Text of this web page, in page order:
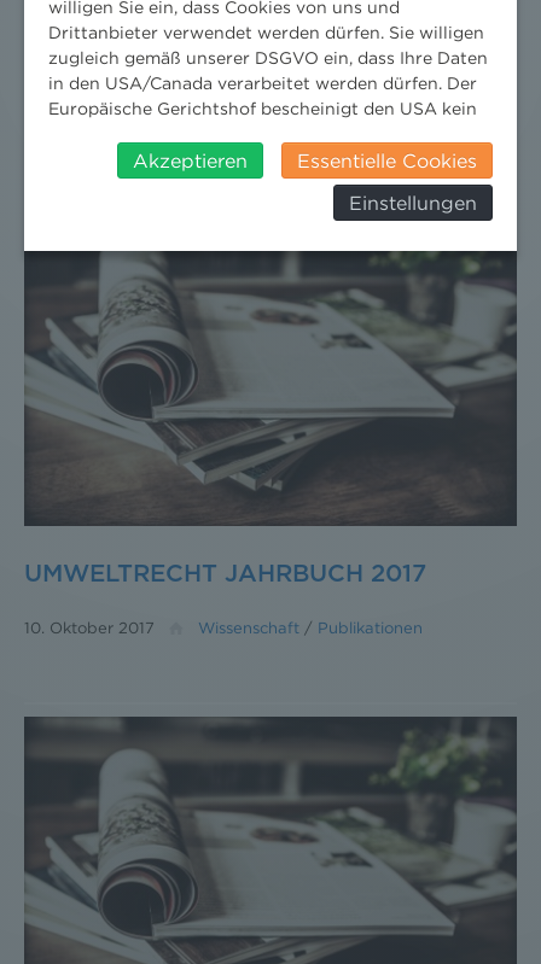
UMWELTRECHT JAHRBUCH 2016
2. November 2017 Wissenschaft /Publikationen
UMWELTRECHT JAHRBUCH 2017
10. Oktober 2017 Wissenschaft / Publikationen
willigen Sie ein, dass Cookies von uns und
Drittanbieter verwendet werden dürfen. Sie willigen
zugleich gemäß unserer DSGVO ein, dass Ihre Daten
in den USA/Canada verarbeitet werden dürfen. Der
Europäische Gerichtshof bescheinigt den USA kein
insbesondere das Risiko, dass ihre Daten durch US-
Behörden, zu Kontroll- und zu
Überwachungszwecken, verarbeitet werden und
werden können. Zudem finden Sie am
Bildschirmrand ein Cookie-Icon wo Sie jederzeit Ihre
Einwilligung widerrufen und Widerspruch ausüben.
Weitere Infomationen finden Sie hier:
Datenschutzerklärung
Akzeptieren
Essentielle Cookies
Einstellungen